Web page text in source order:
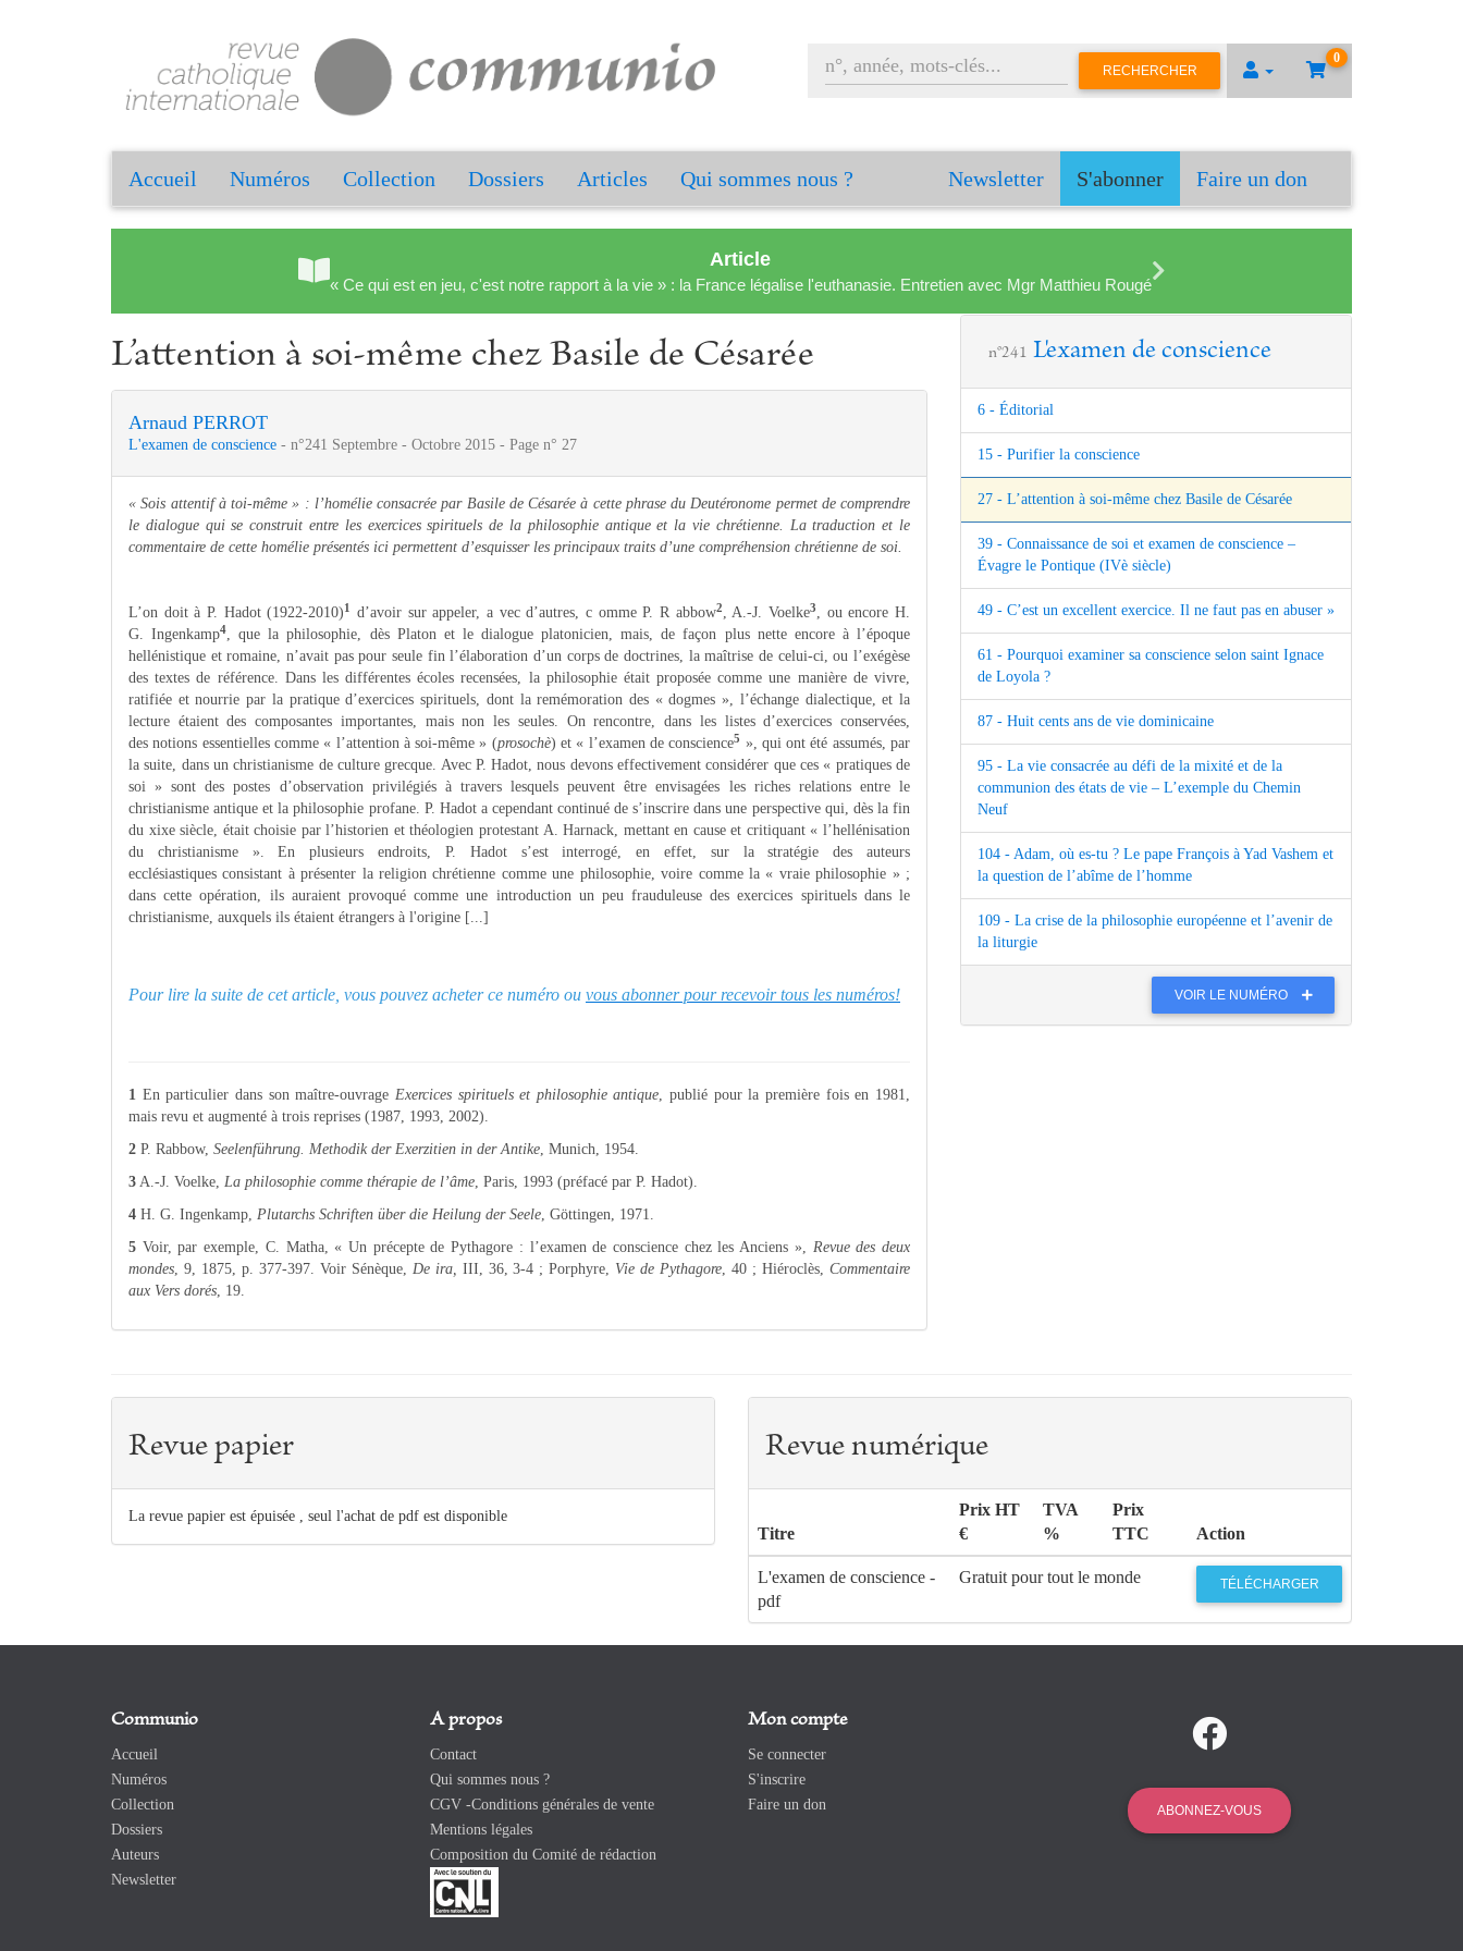
0
RECHERCHER
Accueil Numéros Collection Dossiers Articles Qui sommes nous ? Newsletter S'abonner Faire un don
Article
« Ce qui est en jeu, c'est notre rapport à la vie » : la France légalise l'euthanasie. Entretien avec Mgr Matthieu Rougé
L’attention à soi-même chez Basile de Césarée
Arnaud PERROT
L'examen de conscience - n°241 Septembre - Octobre 2015 - Page n° 27
« Sois attentif à toi-même » : l’homélie consacrée par Basile de Césarée à cette phrase du Deutéronome permet de comprendre
le dialogue qui se construit entre les exercices spirituels de la philosophie antique et la vie chrétienne. La traduction et le
commentaire de cette homélie présentés ici permettent d’esquisser les principaux traits d’une compréhension chrétienne de soi.
L’on doit à P. Hadot (1922-2010)1 d’avoir sur appeler, a vec d’autres, c omme P. R abbow2, A.-J. Voelke3, ou encore H.
G. Ingenkamp4, que la philosophie, dès Platon et le dialogue platonicien, mais, de façon plus nette encore à l’époque
hellénistique et romaine, n’avait pas pour seule fin l’élaboration d’un corps de doctrines, la maîtrise de celui-ci, ou l’exégèse
des textes de référence. Dans les différentes écoles recensées, la philosophie était proposée comme une manière de vivre,
ratifiée et nourrie par la pratique d’exercices spirituels, dont la remémoration des « dogmes », l’échange dialectique, et la
lecture étaient des composantes importantes, mais non les seules. On rencontre, dans les listes d’exercices conservées,
des notions essentielles comme « l’attention à soi-même » (prosochè) et « l’examen de conscience5 », qui ont été assumés, par
la suite, dans un christianisme de culture grecque. Avec P. Hadot, nous devons effectivement considérer que ces « pratiques de
soi » sont des postes d’observation privilégiés à travers lesquels peuvent être envisagées les riches relations entre le
christianisme antique et la philosophie profane. P. Hadot a cependant continué de s’inscrire dans une perspective qui, dès la fin
du xixe siècle, était choisie par l’historien et théologien protestant A. Harnack, mettant en cause et critiquant « l’hellénisation
du christianisme ». En plusieurs endroits, P. Hadot s’est interrogé, en effet, sur la stratégie des auteurs
ecclésiastiques consistant à présenter la religion chrétienne comme une philosophie, voire comme la « vraie philosophie » ;
dans cette opération, ils auraient provoqué comme une introduction un peu frauduleuse des exercices spirituels dans le
christianisme, auxquels ils étaient étrangers à l'origine [...]
Pour lire la suite de cet article, vous pouvez acheter ce numéro ou vous abonner pour recevoir tous les numéros!
1 En particulier dans son maître-ouvrage Exercices spirituels et philosophie antique, publié pour la première fois en 1981,
mais revu et augmenté à trois reprises (1987, 1993, 2002).
2 P. Rabbow, Seelenführung. Methodik der Exerzitien in der Antike, Munich, 1954.
3 A.-J. Voelke, La philosophie comme thérapie de l’âme, Paris, 1993 (préfacé par P. Hadot).
4 H. G. Ingenkamp, Plutarchs Schriften über die Heilung der Seele, Göttingen, 1971.
5 Voir, par exemple, C. Matha, « Un précepte de Pythagore : l’examen de conscience chez les Anciens », Revue des deux
mondes, 9, 1875, p. 377-397. Voir Sénèque, De ira, III, 36, 3-4 ; Porphyre, Vie de Pythagore, 40 ; Hiéroclès,Commentaire
aux Vers dorés, 19.
n°241 L'examen de conscience
6 - Éditorial
15 - Purifier la conscience
27 - L’attention à soi-même chez Basile de Césarée
39 - Connaissance de soi et examen de conscience –
Évagre le Pontique (IVè siècle)
49 - C’est un excellent exercice. Il ne faut pas en abuser »
61 - Pourquoi examiner sa conscience selon saint Ignace
de Loyola ?
87 - Huit cents ans de vie dominicaine
95 - La vie consacrée au défi de la mixité et de la
communion des états de vie – L’exemple du Chemin
Neuf
104 - Adam, où es-tu ? Le pape François à Yad Vashem et
la question de l’abîme de l’homme
109 - La crise de la philosophie européenne et l’avenir de
la liturgie
VOIR LE NUMÉRO
Revue papier
La revue papier est épuisée , seul l'achat de pdf est disponible
Revue numérique
Titre
Prix HT
€
TVA
%
Prix
TTC
Action
L'examen de conscience -
pdf
Gratuit pour tout le monde TÉLÉCHARGER
Communio
Accueil
Numéros
Collection
Dossiers
Auteurs
Newsletter
A propos
Contact
Qui sommes nous ?
CGV -Conditions générales de vente
Mentions légales
Composition du Comité de rédaction
Mon compte
Se connecter
S'inscrire
Faire un don
ABONNEZ-VOUS